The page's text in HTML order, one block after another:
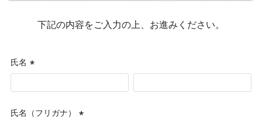
下記の内容をご入力の上、お進みください。
氏名
(必
須)
氏名（フリガナ）